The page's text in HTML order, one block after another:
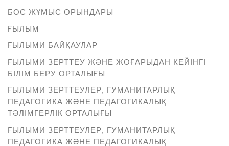
БОС ЖҰМЫС ОРЫНДАРЫ
ҒЫЛЫМ
ҒЫЛЫМИ БАЙҚАУЛАР
ҒЫЛЫМИ ЗЕРТТЕУ ЖӘНЕ ЖОҒАРЫДАН КЕЙІНГІ
БІЛІМ БЕРУ ОРТАЛЫҒЫ
ҒЫЛЫМИ ЗЕРТТЕУЛЕР, ГУМАНИТАРЛЫҚ
ПЕДАГОГИКА ЖӘНЕ ПЕДАГОГИКАЛЫҚ
ТӘЛІМГЕРЛІК ОРТАЛЫҒЫ
ҒЫЛЫМИ ЗЕРТТЕУЛЕР, ГУМАНИТАРЛЫҚ
ПЕДАГОГИКА ЖӘНЕ ПЕДАГОГИКАЛЫҚ